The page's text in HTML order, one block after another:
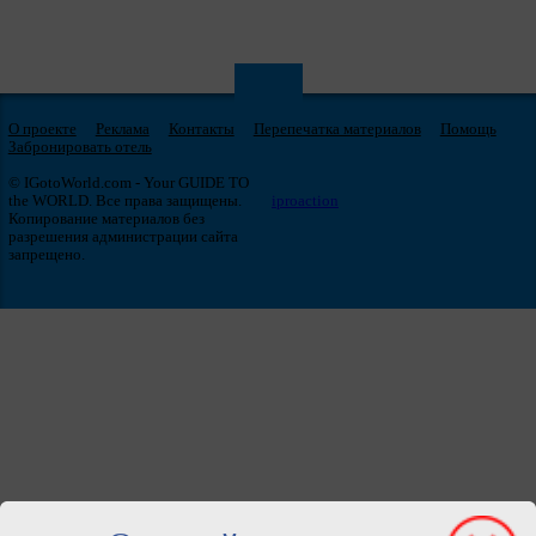
О проекте Реклама Контакты Перепечатка материалов
Помощь
Забронировать отель
© IGotoWorld.com - Your GUIDE TO
the WORLD. Все права защищены.
Копирование материалов без
разрешения администрации сайта
запрещено.
iproaction